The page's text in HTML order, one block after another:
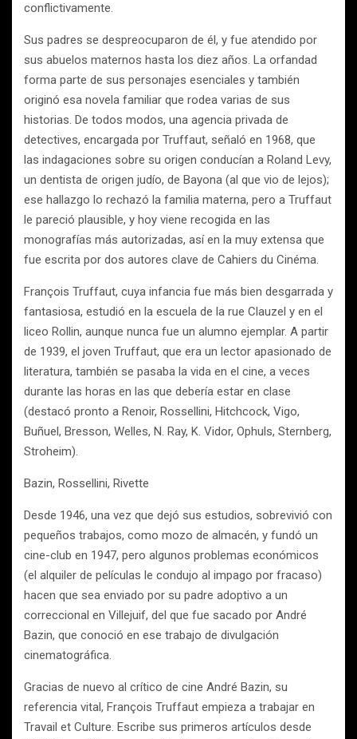
conflictivamente.
Sus padres se despreocuparon de él, y fue atendido por
sus abuelos maternos hasta los diez años. La orfandad
forma parte de sus personajes esenciales y también
originó esa novela familiar que rodea varias de sus
historias. De todos modos, una agencia privada de
detectives, encargada por Truffaut, señaló en 1968, que
las indagaciones sobre su origen conducían a Roland Levy,
un dentista de origen judío, de Bayona (al que vio de lejos);
ese hallazgo lo rechazó la familia materna, pero a Truffaut
le pareció plausible, y hoy viene recogida en las
monografías más autorizadas, así en la muy extensa que
fue escrita por dos autores clave de Cahiers du Cinéma.
François Truffaut, cuya infancia fue más bien desgarrada y
fantasiosa, estudió en la escuela de la rue Clauzel y en el
liceo Rollin, aunque nunca fue un alumno ejemplar. A partir
de 1939, el joven Truffaut, que era un lector apasionado de
literatura, también se pasaba la vida en el cine, a veces
durante las horas en las que debería estar en clase
(destacó pronto a Renoir, Rossellini, Hitchcock, Vigo,
Buñuel, Bresson, Welles, N. Ray, K. Vidor, Ophuls, Sternberg,
Stroheim).
Bazin, Rossellini, Rivette
Desde 1946, una vez que dejó sus estudios, sobrevivió con
pequeños trabajos, como mozo de almacén, y fundó un
cine-club en 1947, pero algunos problemas económicos
(el alquiler de películas le condujo al impago por fracaso)
hacen que sea enviado por su padre adoptivo a un
correccional en Villejuif, del que fue sacado por André
Bazin, que conoció en ese trabajo de divulgación
cinematográfica.
Gracias de nuevo al crítico de cine André Bazin, su
referencia vital, François Truffaut empieza a trabajar en
Travail et Culture. Escribe sus primeros artículos desde